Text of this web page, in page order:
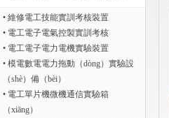
• 維修電工技能實訓考核裝置
• 電工電子電氣控製實訓考核
• 電工電子電力電機實驗裝置
• 模電數電電力拖動（dòng）實驗設
（shè）備（bèi）
• 電工單片機微機通信實驗箱
（xiāng）